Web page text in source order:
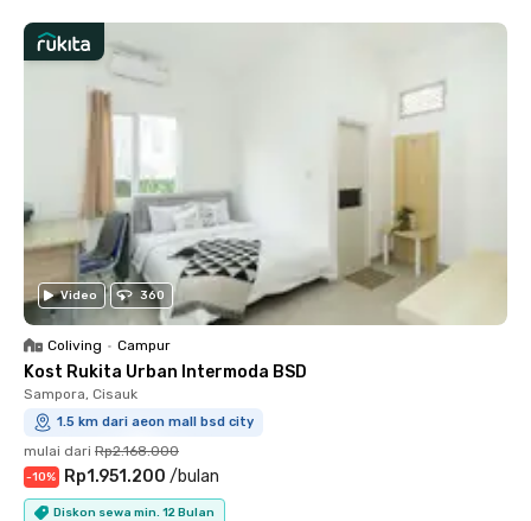
Video 360
Coliving • Campur
Kost Rukita Urban Intermoda BSD
Sampora, Cisauk
1.5 km dari aeon mall bsd city
mulai dari Rp2.168.000
-10% Rp1.951.200 /bulan
Diskon sewa min. 12 Bulan